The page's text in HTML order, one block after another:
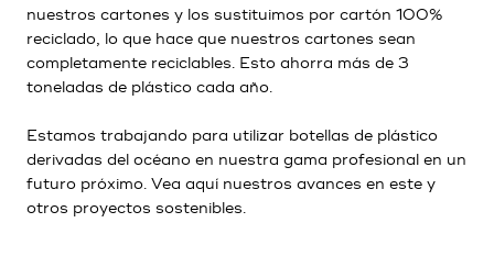
nuestros cartones y los sustituimos por cartón 100%
reciclado, lo que hace que nuestros cartones sean
completamente reciclables. Esto ahorra más de 3
toneladas de plástico cada año.
Estamos trabajando para utilizar botellas de plástico
derivadas del océano en nuestra gama profesional en un
futuro próximo. Vea aquí nuestros avances en este y
otros proyectos sostenibles.